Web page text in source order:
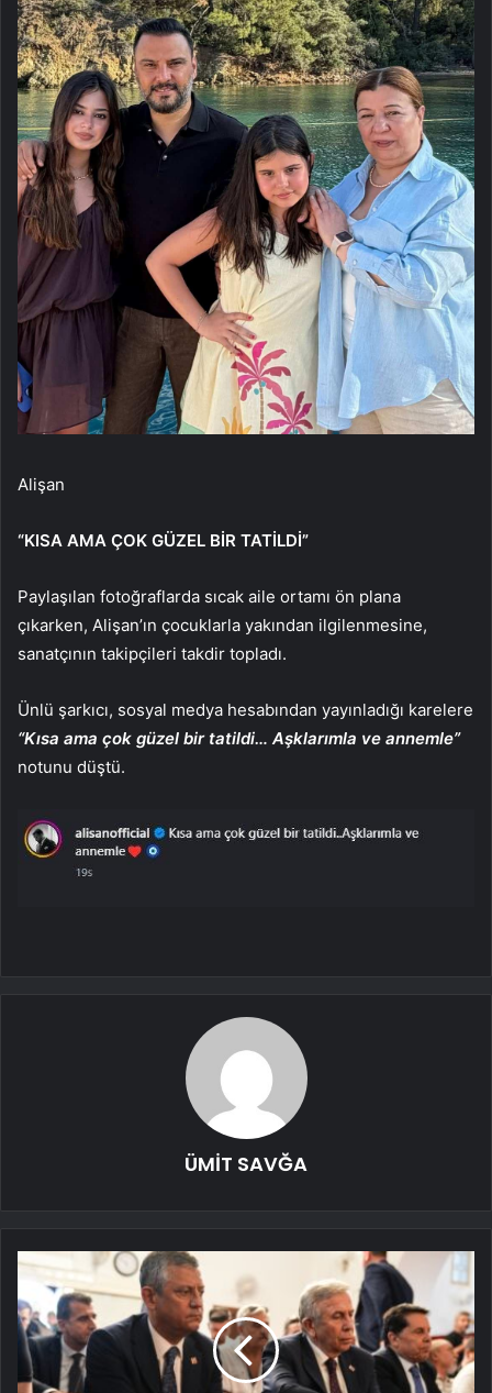
Alişan
“KISA AMA ÇOK GÜZEL BİR TATİLDİ”
Paylaşılan fotoğraflarda sıcak aile ortamı ön plana
çıkarken, Alişan’ın çocuklarla yakından ilgilenmesine,
sanatçının takipçileri takdir topladı.
Ünlü şarkıcı, sosyal medya hesabından yayınladığı karelere
“Kısa ama çok güzel bir tatildi… Aşklarımla ve annemle”
notunu düştü.
ÜMİT SAVĞA